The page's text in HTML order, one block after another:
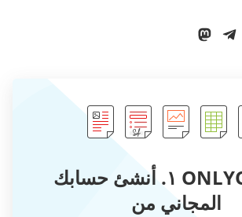
ONLYOFFICE ١. أنشئ حسابك
المجاني من